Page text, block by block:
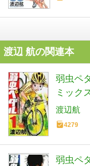
渡辺 航の関連本
弱虫ペ
ミック
渡辺航
4279
弱虫ペ